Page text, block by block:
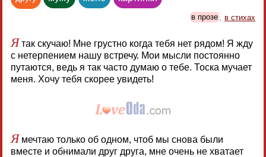
в прозе в стихах
Ятак скучаю! Мне грустно когда тебя нет рядом! Я жду
с нетерпением нашу встречу. Мои мысли постоянно
путаются, ведь я так часто думаю о тебе. Тоска мучает
меня. Хочу тебя скорее увидеть!
Ямечтаю только об одном, чтоб мы снова были
вместе и обнимали друг друга, мне очень не хватает